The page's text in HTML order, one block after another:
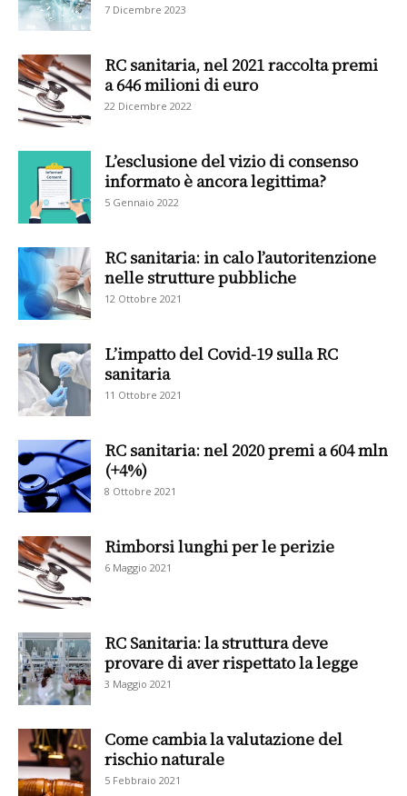
7 Dicembre 2023
RC sanitaria, nel 2021 raccolta premi
a 646 milioni di euro
22 Dicembre 2022
L’esclusione del vizio di consenso
informato è ancora legittima?
5 Gennaio 2022
RC sanitaria: in calo l’autoritenzione
nelle strutture pubbliche
12 Ottobre 2021
L’impatto del Covid-19 sulla RC
sanitaria
11 Ottobre 2021
RC sanitaria: nel 2020 premi a 604 mln
(+4%)
8 Ottobre 2021
Rimborsi lunghi per le perizie
6 Maggio 2021
RC Sanitaria: la struttura deve
provare di aver rispettato la legge
3 Maggio 2021
Come cambia la valutazione del
rischio naturale
5 Febbraio 2021